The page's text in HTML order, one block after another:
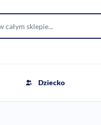
Dziecko